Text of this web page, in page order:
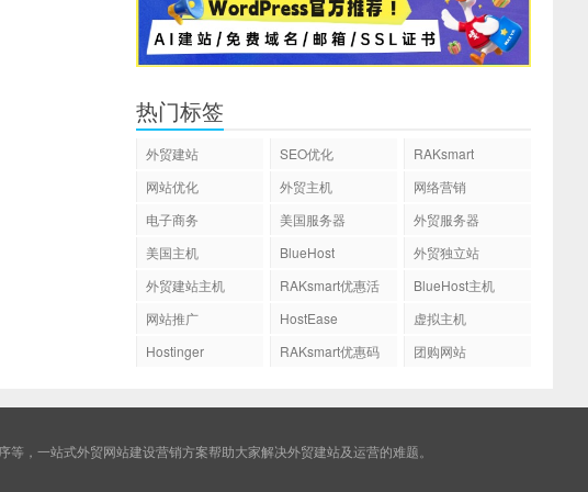
热门标签
外贸建站 SEO优化
RAKsmart
网站优化
外贸主机
网络营销
电子商务
美国服务器
外贸服务器
美国主机
BlueHost
外贸独立站
外贸建站主机
RAKsmart优惠活
BlueHost主机
网站推广
HostEase
虚拟主机
Hostinger
RAKsmart优惠码 团购网站
，一站式外贸网站建设营销方案帮助大家解决外贸建站及运营的难题。